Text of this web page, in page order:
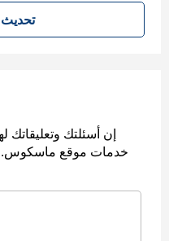
تحديث الصفحة
إن أسئلتك وتعليقاتك
خدمات موقع ماسكوس.